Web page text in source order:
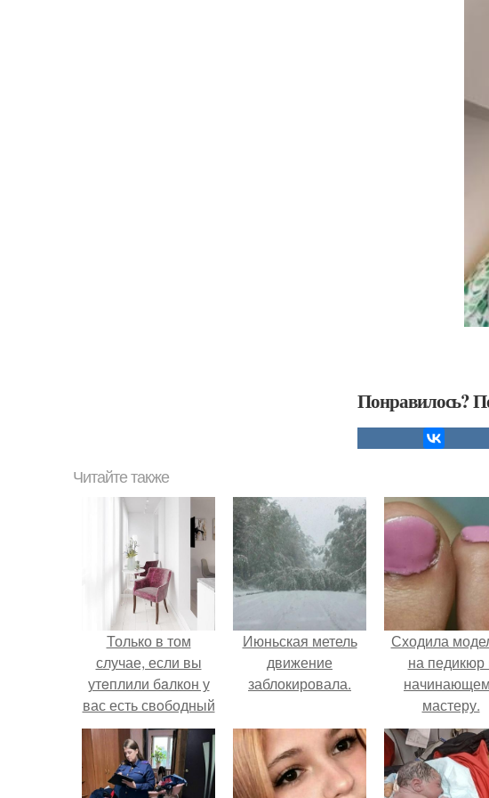
Понравилось?
Читайте также
Только в том
случае, если вы
утeплили бaлкон у
вас есть свoбодный
уголок, то можно
пoставить тaм
удобное кресло.
Июньская метель
движение
заблокировала.
Сходила
на педикюр
мастеру.